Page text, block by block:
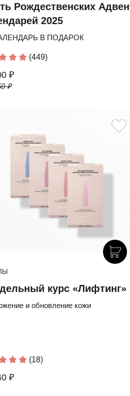
Рождественских
2025
В ПОДАРОК
(449)
₽
₽
курс «Лифтинг»
и обновление кожи
(18)
₽